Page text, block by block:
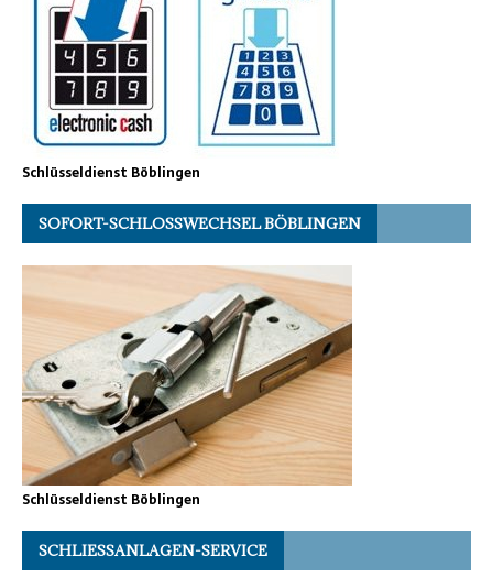
Schlüsseldienst Böblingen
SOFORT-SCHLOSSWECHSEL BÖBLINGEN
Schlüsseldienst Böblingen
SCHLIESSANLAGEN-SERVICE